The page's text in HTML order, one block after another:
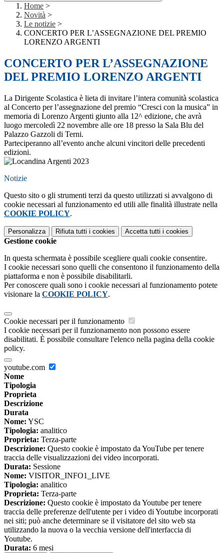
Home >
Novità >
Le notizie >
CONCERTO PER L’ASSEGNAZIONE DEL PREMIO
LORENZO ARGENTI
CONCERTO PER L’ASSEGNAZIONE
DEL PREMIO LORENZO ARGENTI
La Dirigente Scolastica è lieta di invitare l’intera comunità scolastica
al Concerto per l’assegnazione del premio “Cresci con la musica” in
memoria di Lorenzo Argenti giunto alla 12^ edizione, che avrà
luogo mercoledì 22 novembre alle ore 18 presso la Sala Blu del
Palazzo Gazzoli di Terni.
Parteciperanno all’evento anche alcuni vincitori delle precedenti
edizioni.
Notizie
Questo sito o gli strumenti terzi da questo utilizzati si avvalgono di
cookie necessari al funzionamento ed utili alle finalità illustrate nella
COOKIE POLICY.
Personalizza Rifiuta tutti i cookies Accetta tutti i cookies
Gestione cookie
In questa schermata è possibile scegliere quali cookie consentire.
I cookie necessari sono quelli che consentono il funzionamento della
piattaforma e non è possibile disabilitarli.
Per conoscere quali sono i cookie necessari al funzionamento potete
visionare la COOKIE POLICY.
Cookie necessari per il funzionamento
I cookie necessari per il funzionamento non possono essere
disabilitati. È possibile consultare l'elenco nella pagina della cookie
policy.
youtube.com
Nome
Tipologia
Proprieta
Descrizione
Durata
Nome: YSC
Tipologia: analitico
Proprieta: Terza-parte
Descrizione: Questo cookie è impostato da YouTube per tenere
traccia delle visualizzazioni dei video incorporati.
Durata: Sessione
Nome: VISITOR_INFO1_LIVE
Tipologia: analitico
Proprieta: Terza-parte
Descrizione: Questo cookie è impostato da Youtube per tenere
traccia delle preferenze dell'utente per i video di Youtube incorporati
nei siti; può anche determinare se il visitatore del sito web sta
utilizzando la nuova o la vecchia versione dell'interfaccia di
Youtube.
Durata: 6 mesi